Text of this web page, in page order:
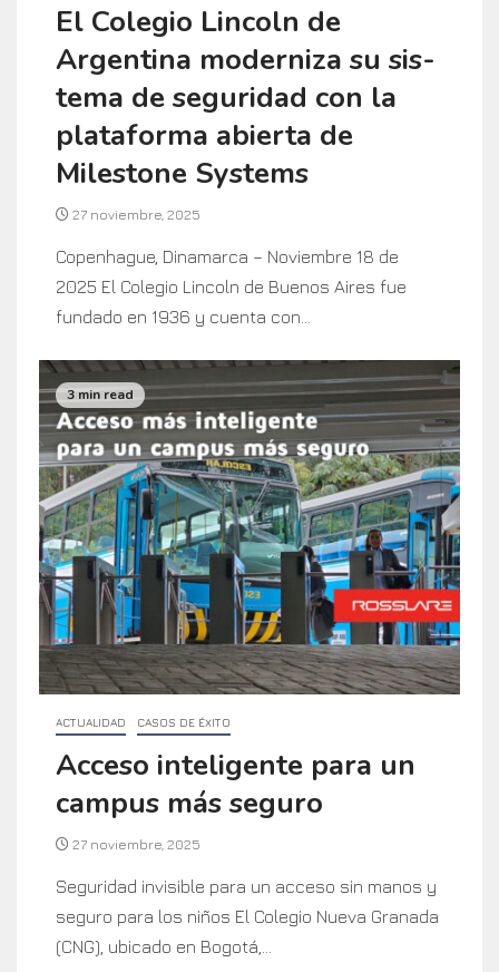
El Colegio Lincoln de
Argentina moderniza su sis-
tema de seguridad con la
plataforma abierta de
Milestone Systems
27 noviembre, 2025
Copenhague, Dinamarca – Noviembre 18 de
2025 El Colegio Lincoln de Buenos Aires fue
fundado en 1936 y cuenta con...
3 min read
ACTUALIDAD CASOS DE ÉXITO
Acceso inteligente para un
campus más seguro
27 noviembre, 2025
Seguridad invisible para un acceso sin manos y
seguro para los niños El Colegio Nueva Granada
(CNG), ubicado en Bogotá,...